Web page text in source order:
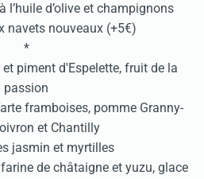
l’huile d’olive et champignons
navets nouveaux (+5€)
*
piment d'Espelette, fruit de la
passion
framboises, pomme Granny-
et Chantilly
jasmin et myrtilles
de châtaigne et yuzu, glace